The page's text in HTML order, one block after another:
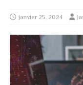
janvier 25, 2024